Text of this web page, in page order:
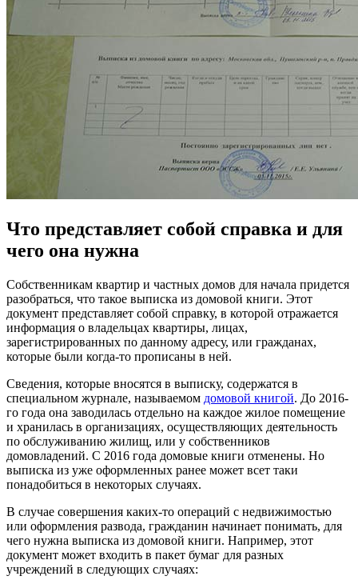
Что представляет собой справка и для
чего она нужна
Собственникам квартир и частных домов для начала придется
разобраться, что такое выписка из домовой книги. Этот
документ представляет собой справку, в которой отражается
информация о владельцах квартиры, лицах,
зарегистрированных по данному адресу, или гражданах,
которые были когда-то прописаны в ней.
Сведения, которые вносятся в выписку, содержатся в
специальном журнале, называемом домовой книгой. До 2016-
го года она заводилась отдельно на каждое жилое помещение
и хранилась в организациях, осуществляющих деятельность
по обслуживанию жилищ, или у собственников
домовладений. С 2016 года домовые книги отменены. Но
выписка из уже оформленных ранее может всет таки
понадобиться в некоторых случаях.
В случае совершения каких-то операций с недвижимостью
или оформления развода, гражданин начинает понимать, для
чего нужна выписка из домовой книги. Например, этот
документ может входить в пакет бумаг для разных
учреждений в следующих случаях: